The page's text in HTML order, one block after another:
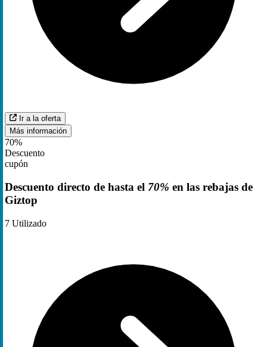
Ir a la oferta
Más información
70%
Descuento
cupón
Descuento directo de hasta el 70% en las rebajas de
Giztop
7 Utilizado